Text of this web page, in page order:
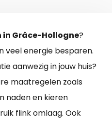
in Grâce-Hollogne?
veel energie besparen.
aanwezig in jouw huis?
maatregelen zoals
naden en kieren
flink omlaag. Ook